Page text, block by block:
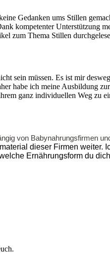
Gedanken ums Stillen
kompetenter Unterstützung
zum Thema Stillen
sein müssen. Es ist mir
habe ich meine
ganz individuellen Weg zu
von Babynahrungsfirmen
dieser Firmen weiter.
Ernährungsform du